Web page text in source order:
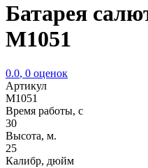
Батарея
M1051
0.0, 0 оценок
Артикул
M1051
Время работы, с
30
Высота, м.
25
Калибр, дюйм